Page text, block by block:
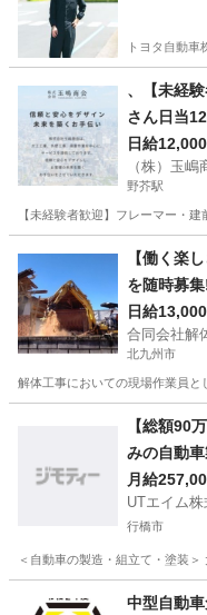
トヨタ自動車
、【未経
さん日当
限定❗️
日給
（株）玉嶋
野芥駅
【未経験者歓迎】フレーマー・
野芥駅
【働く楽
を随時募
日給
合同会社解
北九州市
解体工事においての現場作業員
その他
【総額90
みの自動
寮OK★駅
福岡県京都
月給
UTエイム株
行橋市
＜自動車の製造・組立て・塗装
大工
中型自動